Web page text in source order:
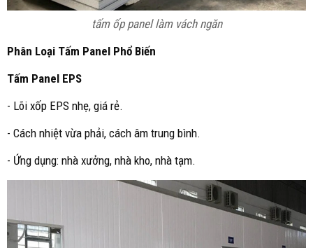
tấm ốp panel làm vách ngăn
Phân Loại Tấm Panel Phổ Biến
Tấm Panel EPS
- Lõi xốp EPS nhẹ, giá rẻ.
- Cách nhiệt vừa phải, cách âm trung bình.
- Ứng dụng: nhà xưởng, nhà kho, nhà tạm.